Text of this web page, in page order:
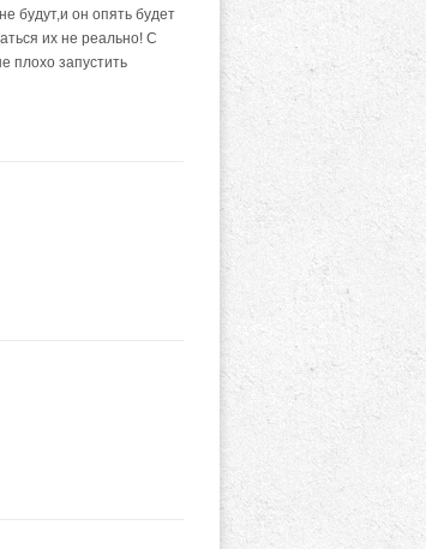
будут,и он опять будет
их не реально! С
плохо запустить